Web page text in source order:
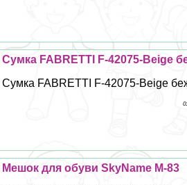
Сумка FABRETTI F-42075-Beige
Сумка FABRETTI F-42075-Beige
Мешок для обуви SkyName M-83